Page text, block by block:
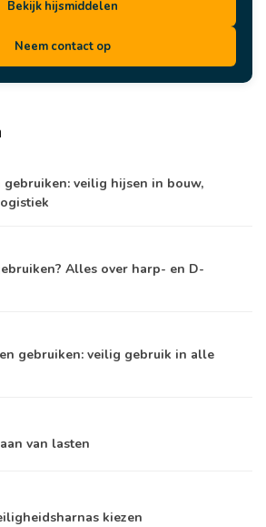
Bekijk hijsmiddelen
Neem contact op
veilig hijsen in bouw,
Alles over harp- en D-
gebruiken: veilig gebruik in alle
van lasten
kiezen